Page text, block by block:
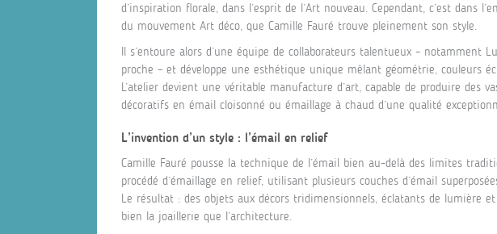
d’inspiration florale, dans l’esprit de l’Art nouveau. Cependant, c’est dans
du mouvement Art déco, que Camille Fauré trouve pleinement son style.
Il s’entoure alors d’une équipe de collaborateurs talentueux – notamment
proche – et développe une esthétique unique mêlant géométrie, couleurs
L’atelier devient une véritable manufacture d’art, capable de produire des
décoratifs en émail cloisonné ou émaillage à chaud d’une qualité
L’invention d’un style : l’émail en relief
Camille Fauré pousse la technique de l’émail bien au-delà des limites
procédé d’émaillage en relief, utilisant plusieurs couches d’émail
Le résultat : des objets aux décors tridimensionnels, éclatants de lumière
bien la joaillerie que l’architecture.